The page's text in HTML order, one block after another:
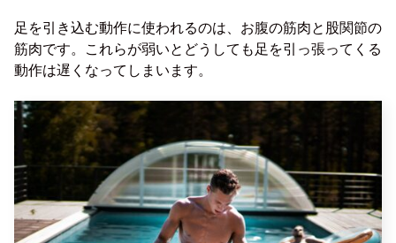
足を引き込む動作に使われるのは、お腹の筋肉と股関節の
筋肉です。これらが弱いとどうしても足を引っ張ってくる
動作は遅くなってしまいます。